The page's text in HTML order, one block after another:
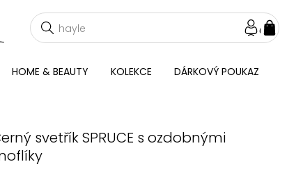
HOME & BEAUTY KOLEKCE DÁRKOVÝ POUKAZ
svetřík SPRUCE s ozdobnými